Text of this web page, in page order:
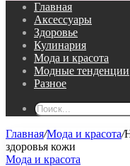
Главная
Аксессуары
Здоровье
Кулинария
Мода и красота
Модные тенденции
Разное
Главная/Мода и красота/
здоровья кожи
Мода и красота